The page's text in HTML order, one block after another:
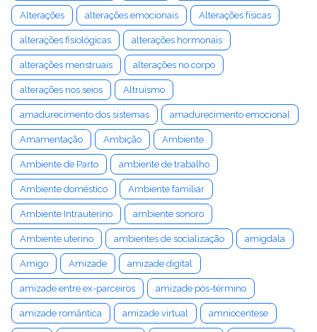
Alterações alterações emocionais Alterações físicas
alterações fisiológicas alterações hormonais
alterações menstruais alterações no corpo
alterações nos seios Altruísmo
amadurecimento dos sistemas amadurecimento emocional
Amamentação Ambição Ambiente
Ambiente de Parto ambiente de trabalho
Ambiente doméstico Ambiente familiar
Ambiente Intrauterino ambiente sonoro
Ambiente uterino ambientes de socialização amígdala
Amigo Amizade amizade digital
amizade entre ex-parceiros amizade pós-término
amizade romântica amizade virtual amniocentese